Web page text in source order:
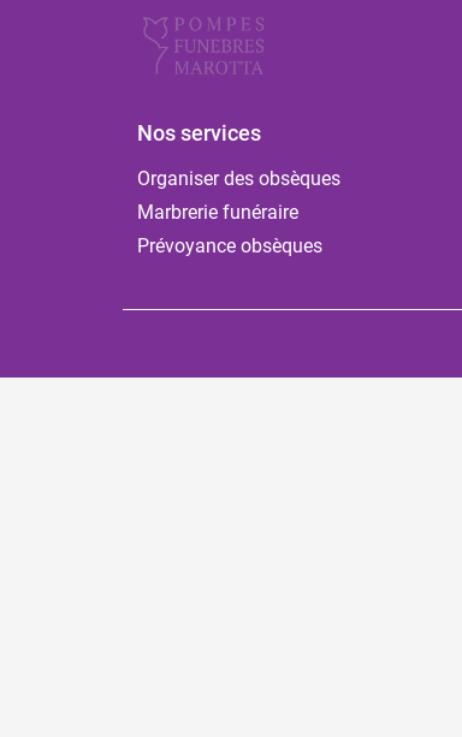
Nos services
Organiser des obsèques
Marbrerie funéraire
Prévoyance obsèques